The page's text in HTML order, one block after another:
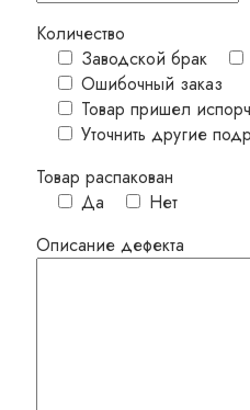
Количество
Заводской брак
Ошибочный заказ
Товар пришел
Уточнить другие
Товар распакован
Да
Нет
Описание дефекта